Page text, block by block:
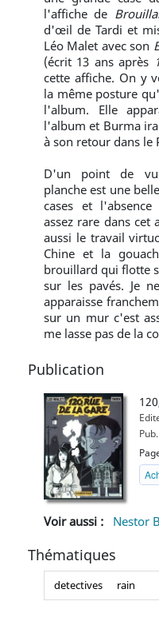
l'affiche de
d'œil de Tardi et
Léo Malet avec son
(écrit 13 ans après
cette affiche. On y
la même posture
l'album. Elle
l'album et Burma
à son retour dans le
D'un point de
planche est une
cases et
assez rare dans cet
aussi le travail
Chine et la
brouillard qui flotte
sur les pavés. Je
apparaisse
sur un mur c'est
me lasse pas de la
Publication
Voir aussi : Nestor
Thématiques
detectives rain